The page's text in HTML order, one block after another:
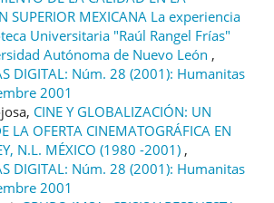
SUPERIOR MEXICANA La experiencia
Universitaria "Raúl Rangel Frías"
Autónoma de Nuevo León ,
DIGITAL: Núm. 28 (2001): Humanitas
2001
CINE Y GLOBALIZACIÓN: UN
LA OFERTA CINEMATOGRÁFICA EN
N.L. MÉXICO (1980 -2001) ,
DIGITAL: Núm. 28 (2001): Humanitas
2001